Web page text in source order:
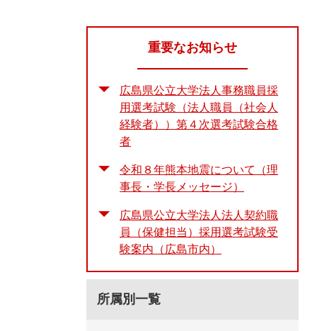
重要なお知らせ
広島県公立大学法人事務職員採
用選考試験（法人職員（社会人
経験者））第４次選考試験合格
者
令和８年熊本地震について（理
事長・学長メッセージ）
広島県公立大学法人法人契約職
員（保健担当）採用選考試験受
験案内（広島市内）
所属別一覧